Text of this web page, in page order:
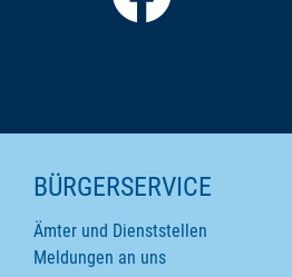
SEITENINHALTE
BÜRGERSERVICE
Ämter und Dienststellen
Meldungen an uns